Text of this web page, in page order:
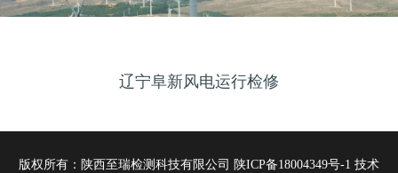
辽宁阜新风电运行检修
版权所有：陕西至瑞检测科技有限公司 陕ICP备18004349号-1 技术